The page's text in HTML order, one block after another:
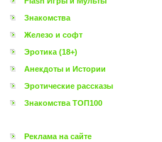
Знакомства
Железо и софт
Эротика (18+)
Анекдоты и Истории
Эротические рассказы
Знакомства ТОП100
Реклама на сайте